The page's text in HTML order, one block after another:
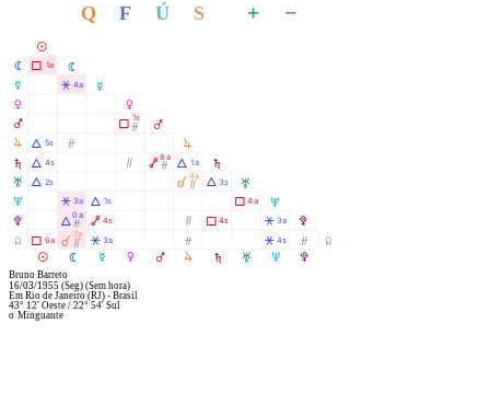
Q F Ú S + −
M
M
N
N
N
O
O
O
P
P
P
Q
Q
Q
R
R
R
S
S
S
T
T
T
U
U
U
V
V
V
Y
Y
Ã 1a
Á 5s
Á 4s
Á 2s
Ã 6a
Â 4a
Ó
Â 3a
ÁÓ
0a
À Ò
7a
Á 1s
Ä 4s
Â 3a
Ó
1s
Ò Ä Ó
8a
Á 1a
À Ò
4a
Ò
Ó
Á 3s
Ã 4s
Ã 4a
Â 3a
Â 4s Ó
Bruno Barreto
16/03/1955 (Seg)(Sem hora)
EmRio de Janeiro (RJ) - Brasil
43° 12' Oeste/22° 54' Sul
Minguante
o